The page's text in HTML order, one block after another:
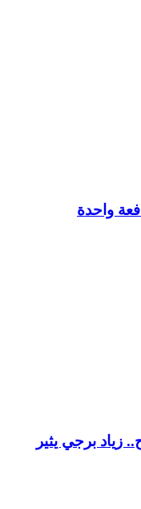
واحدة
زياد برجي يثير